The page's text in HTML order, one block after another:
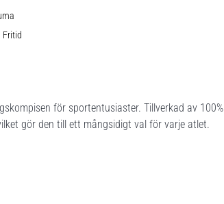
Fritid
för sportentusiaster. Tillverkad av 100%
gör den till ett mångsidigt val för varje atlet.